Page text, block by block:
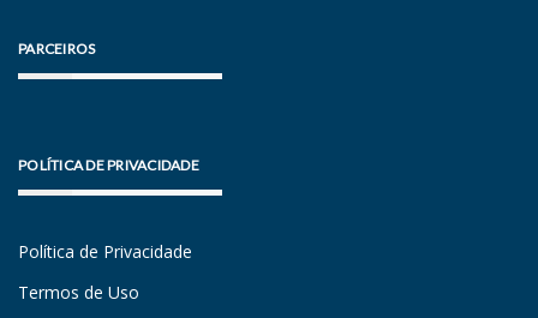
PARCEIROS
POLÍTICA DE PRIVACIDADE
Política de Privacidade
Termos de Uso